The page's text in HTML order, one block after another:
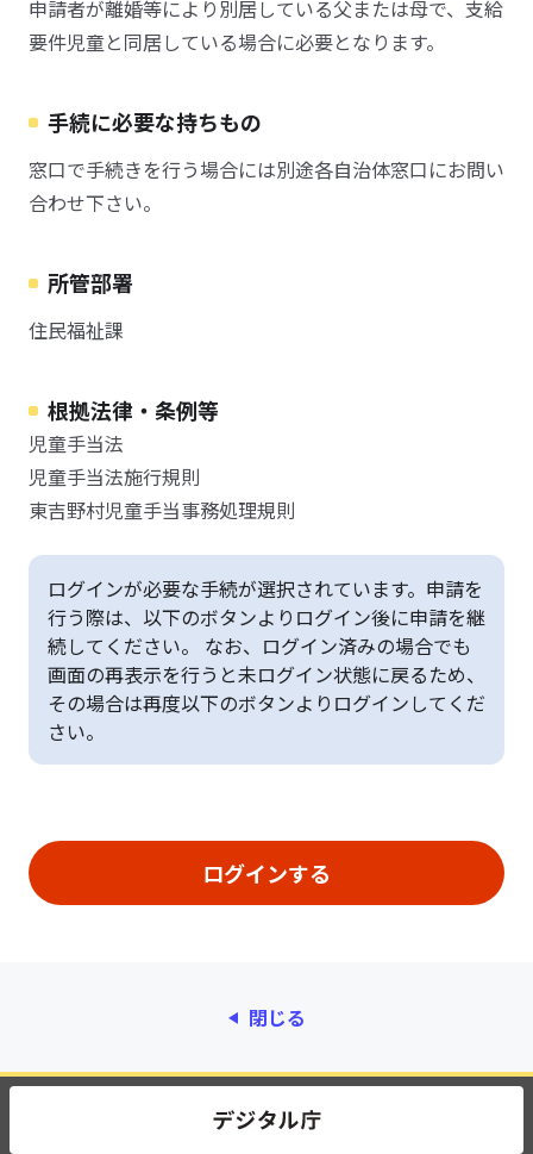
申請者が離婚等により別居している父または母で、支給
要件児童と同居している場合に必要となります。
手続に必要な持ちもの
窓口で手続きを行う場合には別途各自治体窓口にお問い
合わせ下さい。
所管部署
住民福祉課
根拠法律・条例等
児童手当法
児童手当法施行規則
東吉野村児童手当事務処理規則
ログインが必要な手続が選択されています。申請を
行う際は、以下のボタンよりログイン後に申請を継
続してください。 なお、ログイン済みの場合でも
画面の再表示を行うと未ログイン状態に戻るため、
その場合は再度以下のボタンよりログインしてくだ
さい。
閉じる